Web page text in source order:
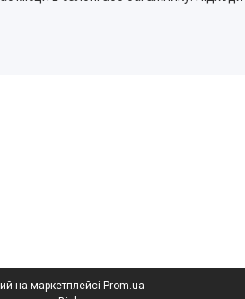
на маркетплейсі Prom.ua